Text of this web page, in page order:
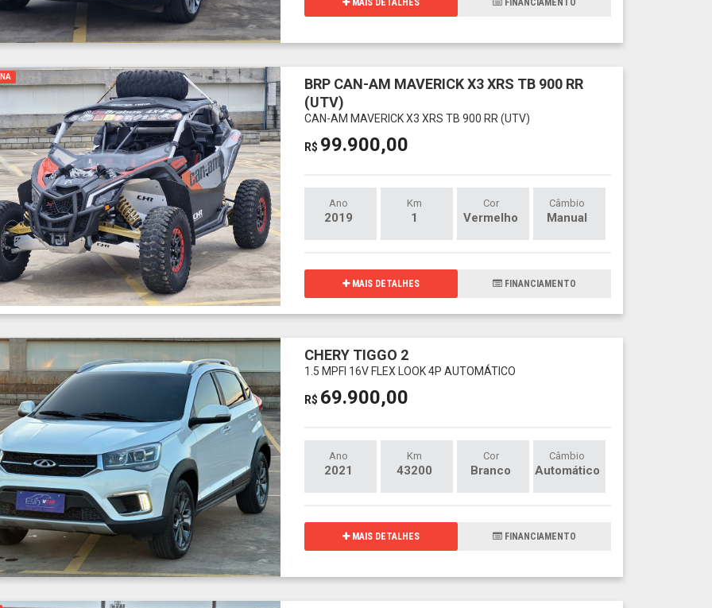
MAIS DETALHES FINANCIAMENTO
BRP CAN-AM MAVERICK X3 XRS TB 900 RR
(UTV)
CAN-AM MAVERICK X3 XRS TB 900 RR (UTV)
R$ 99.900,00
Ano
2019
Km
1
Cor
Vermelho
Câmbio
Manual
MAIS DETALHES FINANCIAMENTO
CHERY TIGGO 2
1.5 MPFI 16V FLEX LOOK 4P AUTOMÁTICO
R$ 69.900,00
Ano
2021
Km
43200
Cor
Branco
Câmbio
Automático
MAIS DETALHES FINANCIAMENTO